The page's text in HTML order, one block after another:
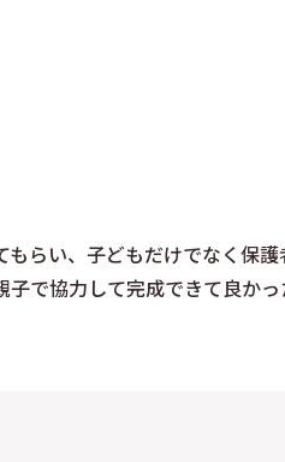
らい、子どもだけでなく保
で協力して完成できて良かっ